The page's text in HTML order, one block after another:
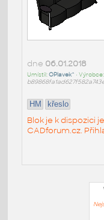
dne 06.01.2018
Umístil:OPlavek^ • Výrobce:
HM křeslo
Blok je k dispozici
CADforum.cz.